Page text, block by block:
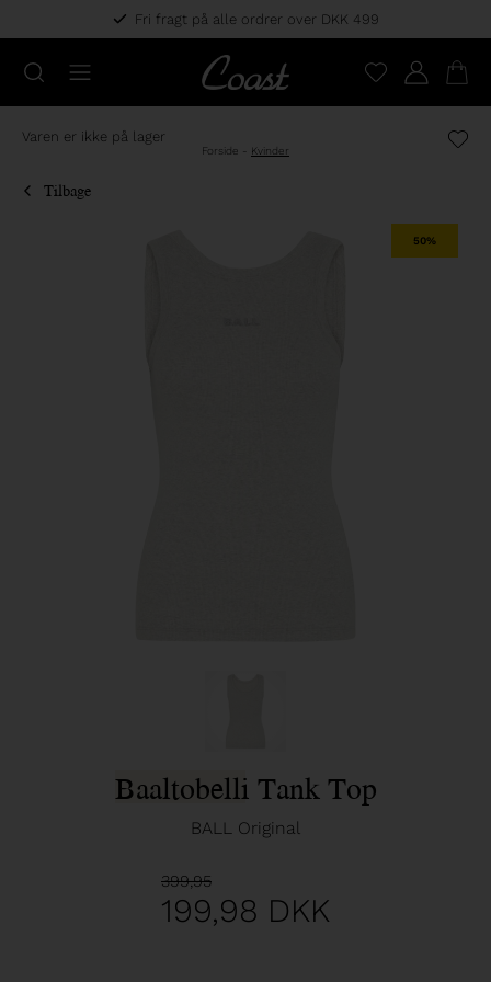
Fri fragt på alle ordrer over DKK 499
Varen er ikke på lager
Forside - Kvinder
Tilbage
50%
Baaltobelli Tank Top
BALL Original
399,95
199,98 DKK